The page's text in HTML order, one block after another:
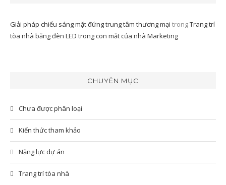
Giải pháp chiếu sáng mặt đứng trung tâm thương mại trongTrang trí
tòa nhà bằng đèn LED trong con mắt của nhà Marketing
CHUYÊN MỤC
Chưa được phân loại
Kiến thức tham khảo
Năng lực dự án
Trang trí tòa nhà